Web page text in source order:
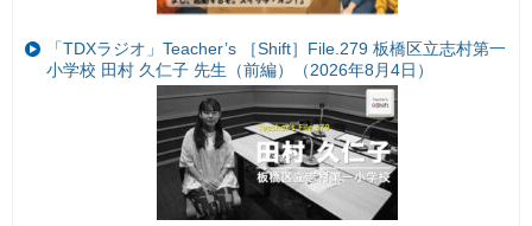
「TDXラジオ」Teacher’s ［Shift］File.279 板橋区立志村第一
小学校 田村 久仁子 先生（前編）（2026年8月4日）